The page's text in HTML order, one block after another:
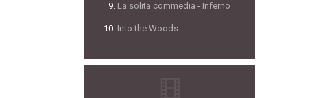
La solita commedia - Inferno
Into the Woods